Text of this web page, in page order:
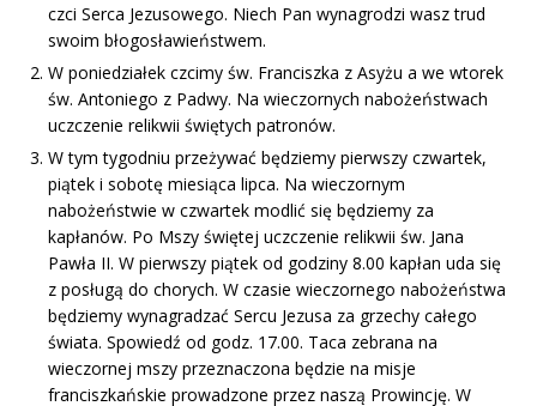
czci Serca Jezusowego. Niech Pan wynagrodzi wasz trud
swoim błogosławieństwem.
W poniedziałek czcimy św. Franciszka z Asyżu a we wtorek
św. Antoniego z Padwy. Na wieczornych nabożeństwach
uczczenie relikwii świętych patronów.
W tym tygodniu przeżywać będziemy pierwszy czwartek,
piątek i sobotę miesiąca lipca. Na wieczornym
nabożeństwie w czwartek modlić się będziemy za
kapłanów. Po Mszy świętej uczczenie relikwii św. Jana
Pawła II. W pierwszy piątek od godziny 8.00 kapłan uda się
z posługą do chorych. W czasie wieczornego nabożeństwa
będziemy wynagradzać Sercu Jezusa za grzechy całego
świata. Spowiedź od godz. 17.00. Taca zebrana na
wieczornej mszy przeznaczona będzie na misje
franciszkańskie prowadzone przez naszą Prowincję. W